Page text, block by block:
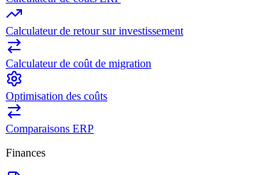
Calculateur de retour sur investissement
Calculateur de coût de migration
Optimisation des coûts
Comparaisons ERP
Finances